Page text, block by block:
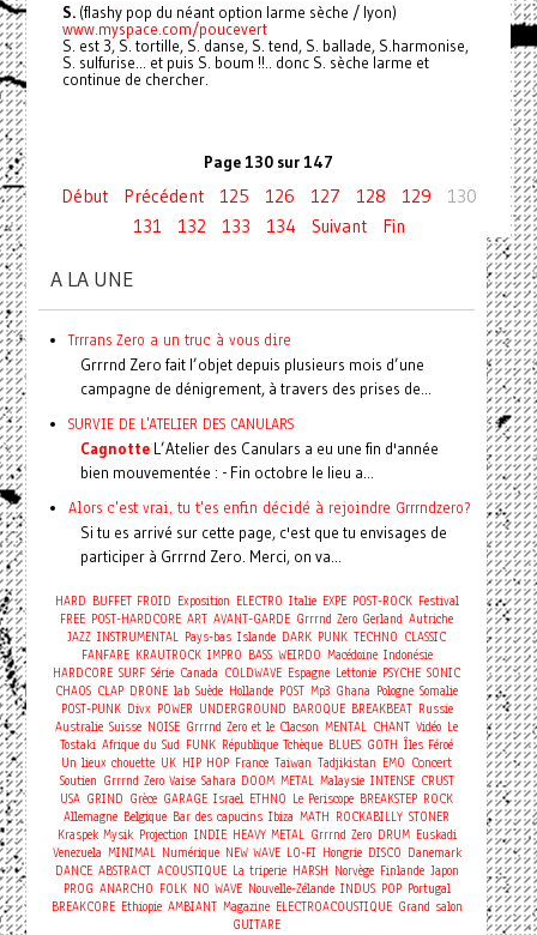
S.(flashy pop du néant option larme sèche / lyon)
www.myspace.com/poucevert
S. est 3, S. tortille, S. danse, S. tend, S. ballade, S.harmonise,
S. sulfurise... et puis S. boum !!.. donc S. sèche larme et
continue de chercher.
Page 130 sur 147
Début Précédent 125 126 127 128 129
130
131
132 133 134 Suivant Fin
A LA UNE
Trrrans Zero a un truc à vous dire
Grrrnd Zero fait l’objet depuis plusieurs mois d’une
campagne de dénigrement, à travers des prises de...
SURVIE DE L'ATELIER DES CANULARS
CagnotteL’Atelier des Canulars a eu une fin d'année
bien mouvementée : - Fin octobre le lieu a...
Alors c'est vrai, tu t'es enfin décidé à rejoindre Grrrndzero?
Si tu es arrivé sur cette page, c'est que tu envisages de
participer à Grrrnd Zero. Merci, on va...
HARD BUFFET FROID Exposition ELECTRO Italie EXPE POST-ROCK Festival
FREE POST-HARDCORE ART AVANT-GARDE Grrrnd Zero Gerland Autriche
JAZZ INSTRUMENTAL Pays-bas Islande DARK PUNK TECHNO CLASSIC
FANFARE KRAUTROCK IMPRO BASS WEIRDO Macédoine Indonésie
HARDCORE SURF Série Canada COLDWAVE Espagne Lettonie PSYCHE SONIC
CHAOS CLAP DRONE lab Suède Hollande POST Mp3 Ghana Pologne Somalie
POST-PUNK Divx POWER UNDERGROUND BAROQUE BREAKBEAT Russie
Australie Suisse NOISE Grrrnd Zero et le Clacson MENTAL CHANT Vidéo Le
Tostaki Afrique du Sud FUNK République Tchèque BLUES GOTH Îles Féroé
Un lieux chouette UK HIP HOP France Taiwan Tadjikistan EMO Concert
Soutien Grrrnd Zero Vaise Sahara DOOM METAL Malaysie INTENSE CRUST
USA GRIND Grèce GARAGE Israel ETHNO Le Periscope BREAKSTEP ROCK
Allemagne Belgique Bar des capucins Ibiza MATH ROCKABILLY STONER
Kraspek Mysik Projection INDIE HEAVY METAL Grrrnd Zero DRUM Euskadi
Venezuela MINIMAL Numérique NEW WAVE LO-FI Hongrie DISCO Danemark
DANCE ABSTRACT ACOUSTIQUE La triperie HARSH Norvège Finlande Japon
PROG ANARCHO FOLK NO WAVE Nouvelle-Zélande INDUS POP Portugal
BREAKCORE Ethiopie AMBIANT Magazine ELECTROACOUSTIQUE Grand salon
GUITARE